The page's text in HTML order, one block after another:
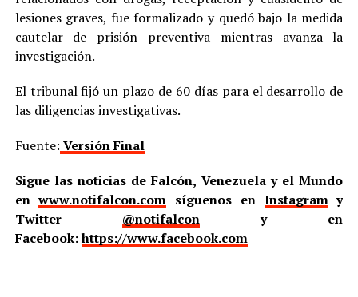
lesiones graves, fue formalizado y quedó bajo la medida
cautelar de prisión preventiva mientras avanza la
investigación.
El tribunal fijó un plazo de 60 días para el desarrollo de
las diligencias investigativas.
Fuente: Versión Final
Sigue las noticias de Falcón, Venezuela y el Mundo
enwww.notifalcon.com síguenos en Instagramy
Twitter @notifalcony en
Facebook:https://www.facebook.com